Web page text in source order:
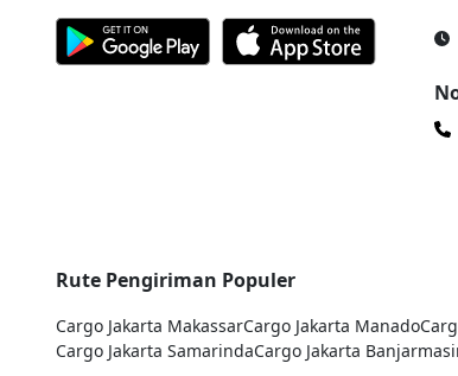
Rute Pengiriman Populer
Cargo Jakarta MakassarCargo Jakarta Manado
Cargo Jakarta SamarindaCargo Jakarta